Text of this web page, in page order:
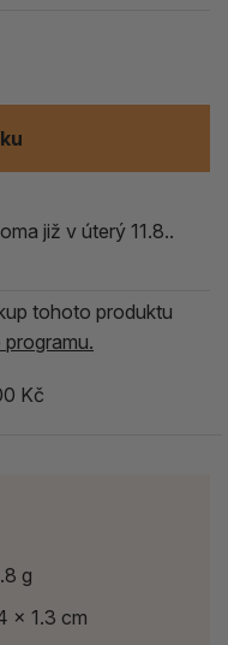
již v úterý 11.8..
tohoto produktu
Kč
g
x 1.3 cm